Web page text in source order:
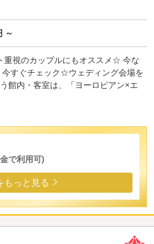
～
重視のカップルにもオススメ☆ 今な
すぐチェック☆ウェディング会場を
館内・客室は、「ヨーロピアン×エ
で利用可)
もっと見る